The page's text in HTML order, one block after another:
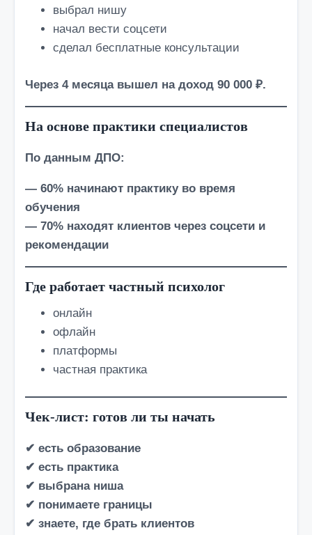
выбрал нишу
начал вести соцсети
сделал бесплатные консультации
Через 4 месяца вышел на доход 90 000 ₽.
На основе практики специалистов
По данным ДПО:
— 60% начинают практику во время
обучения
— 70% находят клиентов через соцсети и
рекомендации
Где работает частный психолог
онлайн
офлайн
платформы
частная практика
Чек-лист: готов ли ты начать
✔ есть образование
✔ есть практика
✔ выбрана ниша
✔ понимаете границы
✔ знаете, где брать клиентов